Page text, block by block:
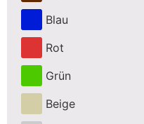
Blau
Rot
Grün
Beige